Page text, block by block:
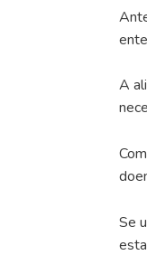
A
Se